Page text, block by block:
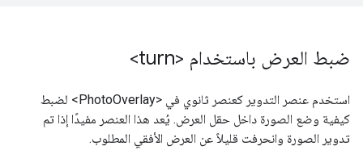
ضبط العرض باستخدام <turn>
استخدم عنصر التدوير كعنصر ثانوي في <PhotoOverlay> لضبط
كيفية وضع الصورة داخل حقل العرض. يُعد هذا العنصر مفيدًا إذا تم
تدوير الصورة وانحرفت قليلاً عن العرض الأفقي المطلوب.